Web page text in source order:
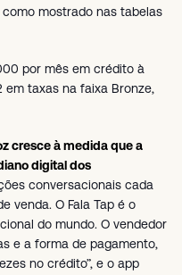
mostrado nas tabelas
por mês em crédito à
em taxas na faixa Bronze,
cresce à medida que a
digital dos
conversacionais cada
venda. O Fala Tap é o
do mundo. O vendedor
e a forma de pagamento,
no crédito”, e o app